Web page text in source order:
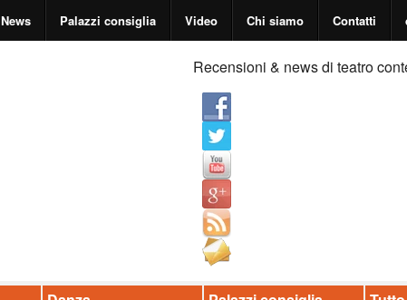
News Palazzi consiglia Video Chi siamo Contatti
Recensioni & news di teatro